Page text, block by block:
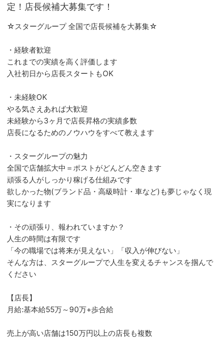
定！店長候補大募集です！
☆スターグループ 全国で店長候補を大募集☆
・経験者歓迎
これまでの実績を高く評価します
入社初日から店長スタートもOK
・未経験OK
やる気さえあれば大歓迎
未経験から3ヶ月で店長昇格の実績多数
店長になるためのノウハウをすべて教えます
・スターグループの魅力
全国で店舗拡大中＝ポストがどんどん空きます
頑張る人がしっかり稼げる仕組みです
欲しかった物(ブランド品・高級時計・車など)も夢じゃなく現
実になります
・その頑張り、報われていますか？
人生の時間は有限です
「今の職場では将来が見えない」「収入が伸びない」
そんな方は、スターグループで人生を変えるチャンスを掴んで
ください
【店長】
月給:基本給55万～90万+歩合給
売上が高い店舗は150万円以上の店長も複数